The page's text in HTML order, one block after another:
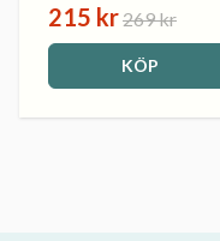
215 kr269 kr
KÖP